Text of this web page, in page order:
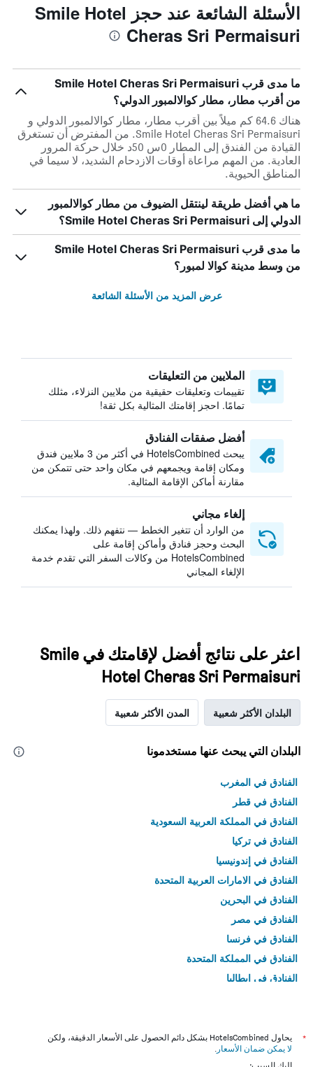
الأسئلة الشائعة عند حجز Smile Hotel
Cheras Sri Permaisuri
ما مدى قرب Smile Hotel Cheras Sri Permaisuri
من أقرب مطار، مطار كوالالمبور الدولي؟
هناك 64.6 كم ميلاً بين أقرب مطار، مطار كوالالمبور الدولي و
Smile Hotel Cheras Sri Permaisuri. من المفترض أن تستغرق
القيادة من الفندق إلى المطار 0س 50د خلال حركة المرور
العادية. من المهم مراعاة أوقات الازدحام الشديد، لا سيما في
المناطق الحيوية.
ما هي أفضل طريقة لينتقل الضيوف من مطار كوالالمبور
الدولي إلى Smile Hotel Cheras Sri Permaisuri؟
ما مدى قرب Smile Hotel Cheras Sri Permaisuri
من وسط مدينة كوالا لمبور؟
عرض المزيد من الأسئلة الشائعة
الملايين من التعليقات
تقييمات وتعليقات حقيقية من ملايين النزلاء، مثلك
تمامًا. احجز إقامتك المثالية بكل ثقة!
أفضل صفقات الفنادق
يبحث HotelsCombined في أكثر من 3 ملايين فندق
ومكان إقامة ويجمعهم في مكان واحد حتى تتمكن من
مقارنة أماكن الإقامة المثالية.
إلغاء مجاني
من الوارد أن تتغير الخطط — نتفهم ذلك. ولهذا يمكنك
البحث وحجز فنادق وأماكن إقامة على
HotelsCombined من وكالات السفر التي تقدم خدمة
الإلغاء المجاني
اعثر على نتائج أفضل لإقامتك في Smile
Hotel Cheras Sri Permaisuri
البلدان الأكثر شعبية المدن الأكثر شعبية
البلدان التي يبحث عنها مستخدمونا
الفنادق في المغرب
الفنادق في قطر
الفنادق في المملكة العربية السعودية
الفنادق في تركيا
الفنادق في إندونيسيا
الفنادق في الامارات العربية المتحدة
الفنادق في البحرين
الفنادق في مصر
الفنادق في فرنسا
الفنادق في المملكة المتحدة
الفنادق في إيطاليا
*
يحاول HotelsCombined بشكل دائم الحصول على الأسعار الدقيقة، ولكن
لا يمكن ضمان الأسعار .